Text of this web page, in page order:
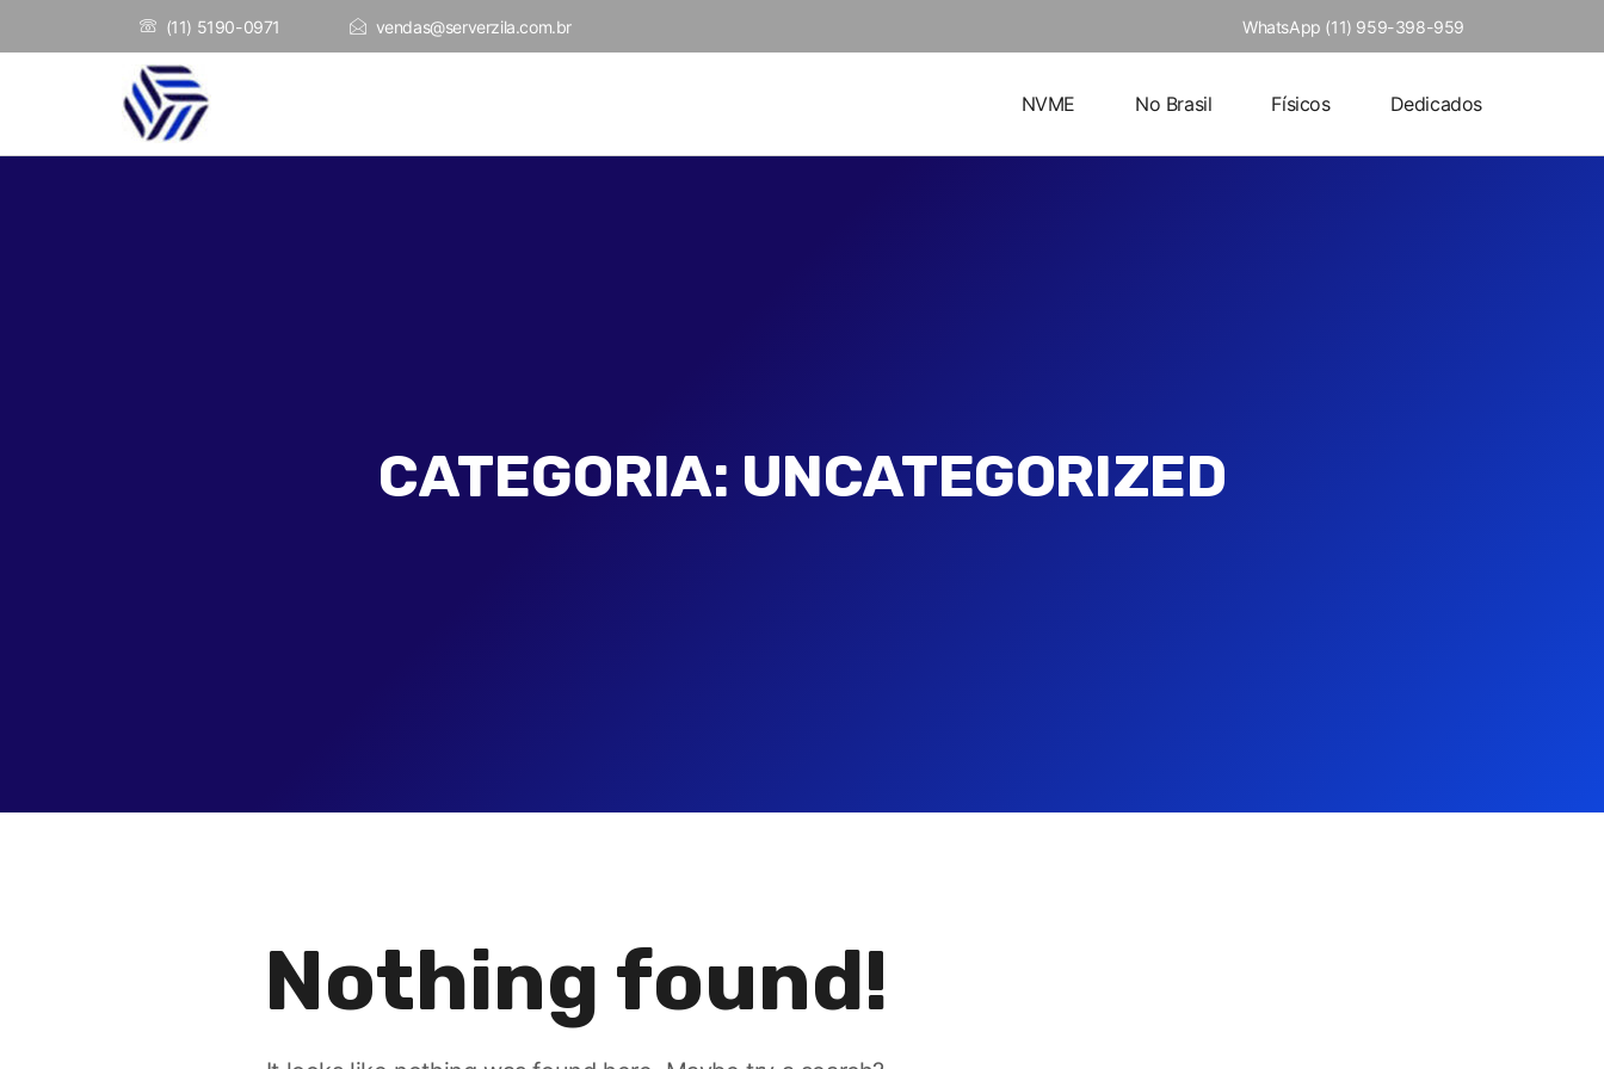
(11) 5190-0971 vendas@serverzila.com.br WhatsApp (11) 959-398-959
NVME No Brasil Físicos Dedicados
CATEGORIA: UNCATEGORIZED
Nothing found!